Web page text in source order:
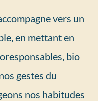
vers un
en mettant en
bio
gestes du
nos habitudes